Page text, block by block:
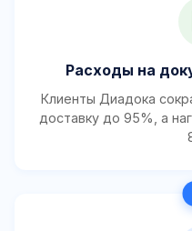
Расходы на
Клиенты Диадока
доставку до 95%, а